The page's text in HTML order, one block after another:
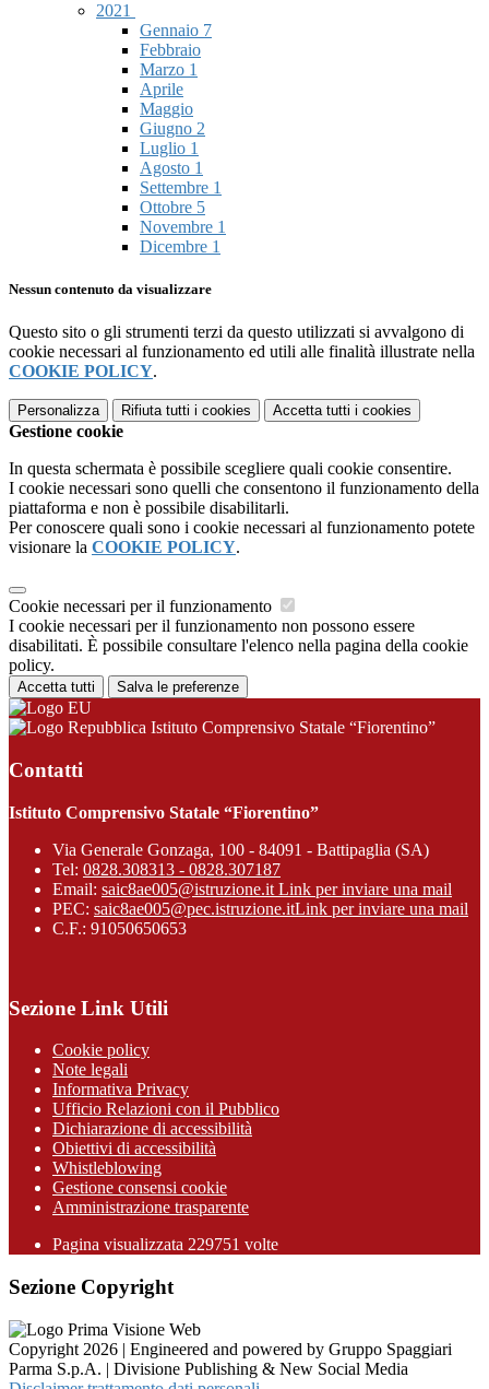
2021
Gennaio 7
Febbraio
Marzo 1
Aprile
Maggio
Giugno 2
Luglio 1
Agosto 1
Settembre 1
Ottobre 5
Novembre 1
Dicembre 1
Nessun contenuto da visualizzare
Questo sito o gli strumenti terzi da questo utilizzati si avvalgono di
cookie necessari al funzionamento ed utili alle finalità illustrate nella
COOKIE POLICY.
Personalizza Rifiuta tutti i cookies Accetta tutti i cookies
Gestione cookie
In questa schermata è possibile scegliere quali cookie consentire.
I cookie necessari sono quelli che consentono il funzionamento della
piattaforma e non è possibile disabilitarli.
Per conoscere quali sono i cookie necessari al funzionamento potete
visionare la COOKIE POLICY.
Cookie necessari per il funzionamento
I cookie necessari per il funzionamento non possono essere
disabilitati. È possibile consultare l'elenco nella pagina della cookie
policy.
Accetta tutti Salva le preferenze
Istituto Comprensivo Statale “Fiorentino”
Contatti
Istituto Comprensivo Statale “Fiorentino”
Via Generale Gonzaga, 100 - 84091 - Battipaglia (SA)
Tel: 0828.308313 - 0828.307187
Email: saic8ae005@istruzione.it Link per inviare una mail
PEC: saic8ae005@pec.istruzione.itLink per inviare una mail
C.F.: 91050650653
Sezione Link Utili
Cookie policy
Note legali
Informativa Privacy
Ufficio Relazioni con il Pubblico
Dichiarazione di accessibilità
Obiettivi di accessibilità
Whistleblowing
Gestione consensi cookie
Amministrazione trasparente
Pagina visualizzata 229751 volte
Sezione Copyright
Copyright 2026 | Engineered and powered by Gruppo Spaggiari
Parma S.p.A. | Divisione Publishing & New Social Media